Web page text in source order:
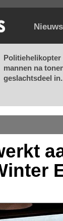
Nieuws
Politiehelikopter
mannen na
geslachtsdeel